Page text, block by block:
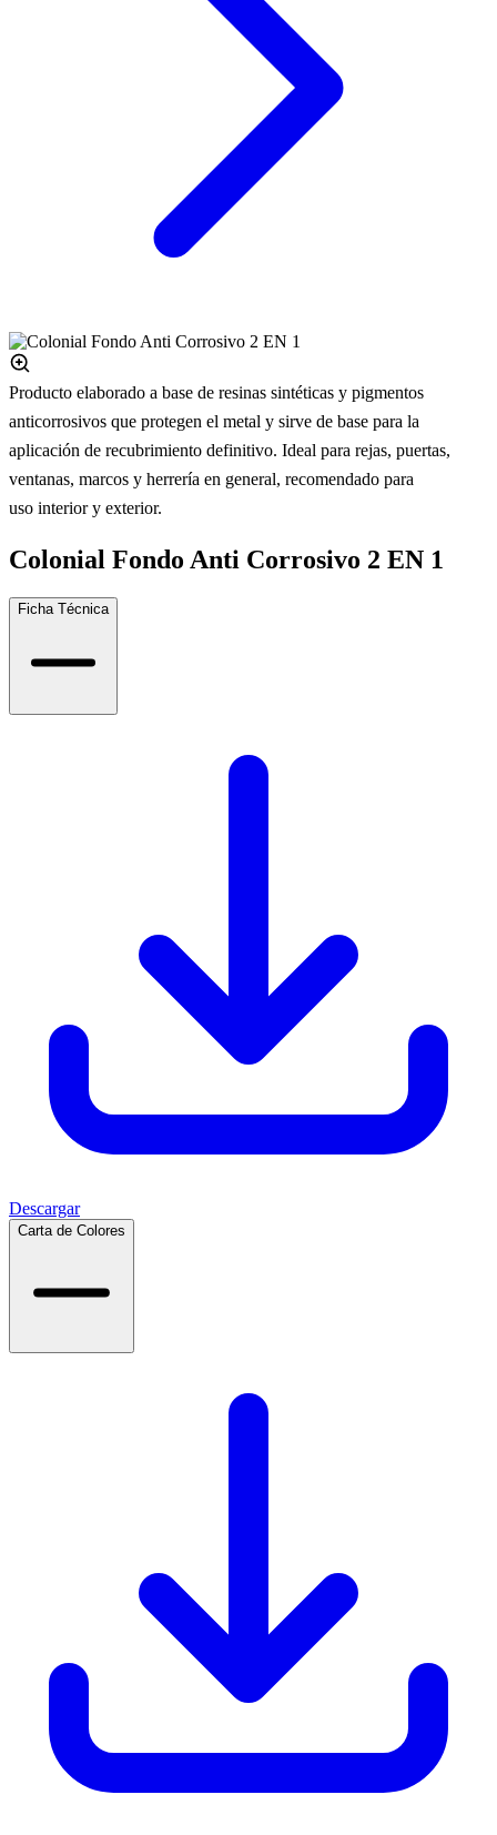
Producto elaborado a base de resinas sintéticas y pigmentos
anticorrosivos que protegen el metal y sirve de base para la
aplicación de recubrimiento definitivo. Ideal para rejas, puertas,
ventanas, marcos y herrería en general, recomendado para
uso interior y exterior.
Colonial Fondo Anti Corrosivo 2 EN 1
Ficha Técnica
Descargar
Carta de Colores